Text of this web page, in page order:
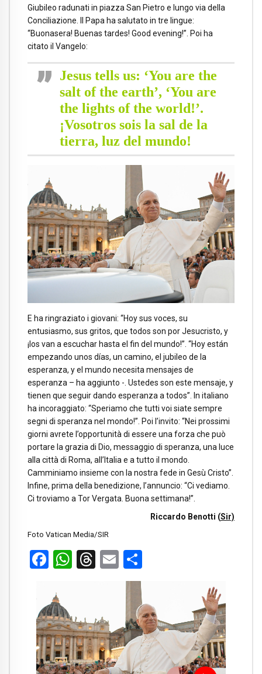
Giubileo radunati in piazza San Pietro e lungo via della
Conciliazione. Il Papa ha salutato in tre lingue:
“Buonasera! Buenas tardes! Good evening!”. Poi ha
citato il Vangelo:
Jesus tells us: ‘You are the
salt of the earth’, ‘You are
the lights of the world!’.
¡Vosotros sois la sal de la
tierra, luz del mundo!
E ha ringraziato i giovani: “Hoy sus voces, su
entusiasmo, sus gritos, que todos son por Jesucristo, y
¡los van a escuchar hasta el fin del mundo!”. “Hoy están
empezando unos días, un camino, el jubileo de la
esperanza, y el mundo necesita mensajes de
esperanza – ha aggiunto -. Ustedes son este mensaje, y
tienen que seguir dando esperanza a todos”. In italiano
ha incoraggiato: “Speriamo che tutti voi siate sempre
segni di speranza nel mondo!”. Poi l’invito: “Nei prossimi
giorni avrete l’opportunità di essere una forza che può
portare la grazia di Dio, messaggio di speranza, una luce
alla città di Roma, all’Italia e a tutto il mondo.
Camminiamo insieme con la nostra fede in Gesù Cristo”.
Infine, prima della benedizione, l’annuncio: “Ci vediamo.
Ci troviamo a Tor Vergata. Buona settimana!”.
Riccardo Benotti (Sir)
Foto Vatican Media/SIR
Facebook
WhatsApp
Threads
Email